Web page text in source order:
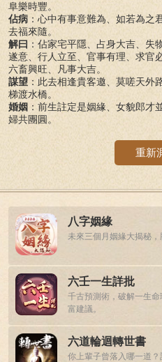
阜樂時豐。
佔病 ：心中有事意難為、如若為之
去福來隨。
解曰 ：佔家宅平隱、占身大吉、失
遂意、行人立至、官事有理、求官
六畜興旺、凡事大吉。
謀望 ：此去相逢貴客邀、莫嗟天外
梯渡水橋。
婚姻 ：前生註定是姻緣、女貌郎才
婦共團圓。
重新
八字姻緣
未來三個月姻緣大揭秘
六壬一生詳批
千古預測術，破解一生
富建議。
六道輪迴轉世書
你上輩子曾落入哪一道